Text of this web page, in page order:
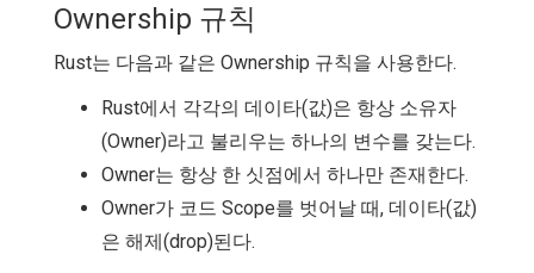
Ownership 규칙
Rust는 다음과 같은 Ownership 규칙을 사용한다.
Rust에서 각각의 데이타(값)은 항상 소유자
(Owner)라고 불리우는 하나의 변수를 갖는다.
Owner는 항상 한 싯점에서 하나만 존재한다.
Owner가 코드 Scope를 벗어날 때, 데이타(값)
은 해제(drop)된다.